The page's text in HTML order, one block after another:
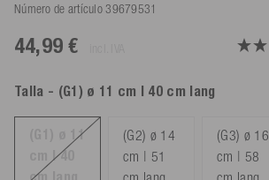
Número de artículo 39679531
44,99 €
Talla - (G1) ø 11 cm | 40 cm lang
(G1) ø 11
cm | 40
(G2) ø 14
cm | 51
(G3) ø 16
cm | 58